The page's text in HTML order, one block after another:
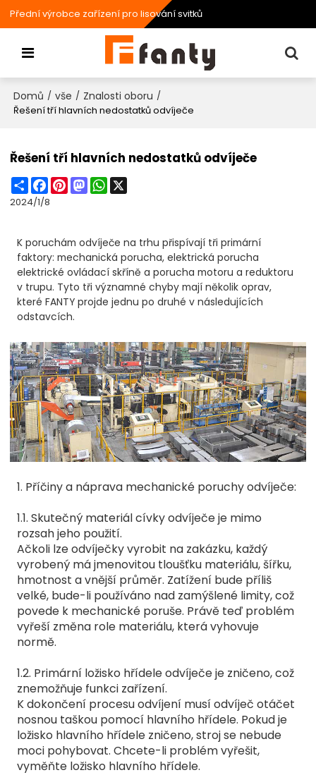
Přední výrobce zařízení pro lisování svitků
Domů / vše / Znalosti oboru /
Řešení tří hlavních nedostatků odvíječe
Řešení tří hlavních nedostatků odvíječe
ShareFacebook
PinterestMastodonWhatsApp
2024/1/8
K poruchám odvíječe na trhu přispívají tři primární
faktory: mechanická porucha, elektrická porucha
elektrické ovládací skříně a porucha motoru a reduktoru
v trupu. Tyto tři významné chyby mají několik oprav,
které FANTY projde jednu po druhé v následujících
odstavcích.
1. Příčiny a náprava mechanické poruchy odvíječe:
1.1. Skutečný materiál cívky odvíječe je mimo
rozsah jeho použití.
Ačkoli lze odvíječky vyrobit na zakázku, každý
vyrobený má jmenovitou tloušťku materiálu, šířku,
hmotnost a vnější průměr. Zatížení bude příliš
velké, bude-li používáno nad zamýšlené limity, což
povede k mechanické poruše. Právě teď problém
vyřeší změna role materiálu, která vyhovuje
normě.
1.2. Primární ložisko hřídele odvíječe je zničeno, což
znemožňuje funkci zařízení.
K dokončení procesu odvíjení musí odvíječ otáčet
nosnou taškou pomocí hlavního hřídele. Pokud je
ložisko hlavního hřídele zničeno, stroj se nebude
moci pohybovat. Chcete-li problém vyřešit,
vyměňte ložisko hlavního hřídele.